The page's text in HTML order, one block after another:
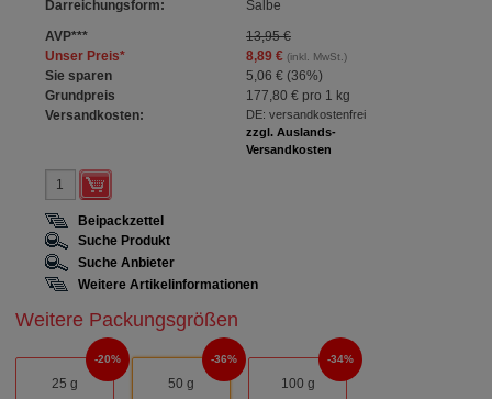
Darreichungsform:
Salbe
AVP***
13,95 €
Unser Preis* 8,89 €(inkl. MwSt.)
Sie sparen 5,06 € (36%)
Grundpreis
177,80 €pro 1 kg
Versandkosten:
DE: versandkostenfrei
zzgl. Auslands-
Versandkosten
Beipackzettel
Suche Produkt
Suche Anbieter
Weitere Artikelinformationen
Weitere Packungsgrößen
25 g
20%
50 g
36%
100 g
34%